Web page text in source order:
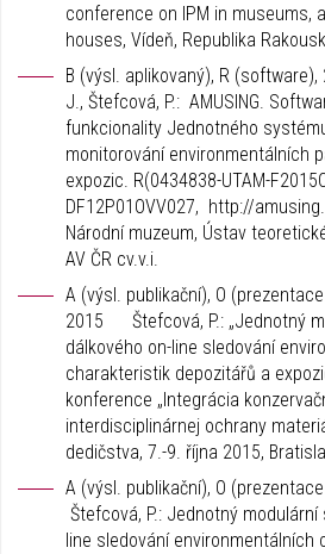
conference on IPM in museums,
houses, Vídeň, Republika
B (výsl. aplikovaný), R
J., Štefcová, P.: AMUSING.
funkcionality Jednotného
monitorování environmentálních
expozic. R(0434838-UTAM-
DF12P01OVV027, http://
Národní muzeum, Ústav
AV ČR cv.v.i.
A (výsl. publikační), O
2015 Štefcová, P.: „Jednotný
dálkového on-line sledování
charakteristik depozitářů a
konference „Integrácia
interdisciplinárnej ochrany
dedičstva, 7.-9. října 2015,
A (výsl. publikační), O
Štefcová, P.: Jednotný
line sledování environmentálních